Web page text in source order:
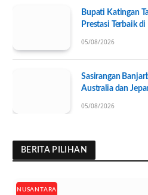
Bupati Katingan
Prestasi Terbaik
05/08/2026
Sasirangan
Australia dan
05/08/2026
BERITA PILIHAN
NUSANTARA